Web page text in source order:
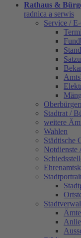
Rathaus &
radnica a serwis
Service /
Stadtrat /
weitere
Wahlen
Städtische
Notdienste